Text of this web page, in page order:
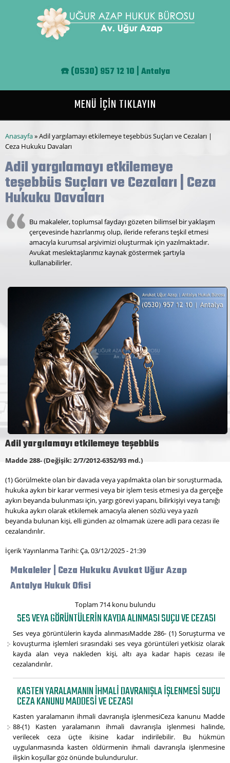
☎️(0530) 957 12 10 | Antalya
MENÜ İÇİN TIKLAYIN
Buradasınız
Anasayfa» Adil yargılamayı etkilemeye teşebbüs Suçları ve Cezaları |
Ceza Hukuku Davaları
Adil yargılamayı etkilemeye
teşebbüs Suçları ve Cezaları | Ceza
Hukuku Davaları
Bu makaleler, toplumsal faydayı gözeten bilimsel bir yaklaşım
çerçevesinde hazırlanmış olup, ileride referans teşkil etmesi
amacıyla kurumsal arşivimizi oluşturmak için yazılmaktadır.
Avukat meslektaşlarımız kaynak göstermek şartıyla
kullanabilirler.
Adil yargılamayı etkilemeye teşebbüs
Madde 288-(Değişik: 2/7/2012-6352/93 md.)
(1) Görülmekte olan bir davada veya yapılmakta olan bir soruşturmada,
hukuka aykırı bir karar vermesi veya bir işlem tesis etmesi ya da gerçeğe
aykırı beyanda bulunması için, yargı görevi yapanı, bilirkişiyi veya tanığı
hukuka aykırı olarak etkilemek amacıyla alenen sözlü veya yazılı
beyanda bulunan kişi, elli günden az olmamak üzere adli para cezası ile
cezalandırılır.
İçerik Yayınlanma Tarihi: Ça, 03/12/2025 - 21:39
Makaleler | Ceza Hukuku Avukat Uğur Azap
Antalya Hukuk Ofisi
Toplam 714 konu bulundu
SES VEYA GÖRÜNTÜLERIN KAYDA ALINMASI SUÇU VE CEZASI
Ses veya görüntülerin kayda alınmasıMadde 286- (1) Soruşturma ve
kovuşturma işlemleri sırasındaki ses veya görüntüleri yetkisiz olarak
kayda alan veya nakleden kişi, altı aya kadar hapis cezası ile
cezalandırılır.
KASTEN YARALAMANIN IHMALI DAVRANIŞLA IŞLENMESI SUÇU
CEZA KANUNU MADDESI VE CEZASI
Kasten yaralamanın ihmali davranışla işlenmesiCeza kanunu Madde
88-(1) Kasten yaralamanın ihmali davranışla işlenmesi halinde,
verilecek ceza üçte ikisine kadar indirilebilir. Bu hükmün
uygulanmasında kasten öldürmenin ihmali davranışla işlenmesine
ilişkin koşullar göz önünde bulundurulur.